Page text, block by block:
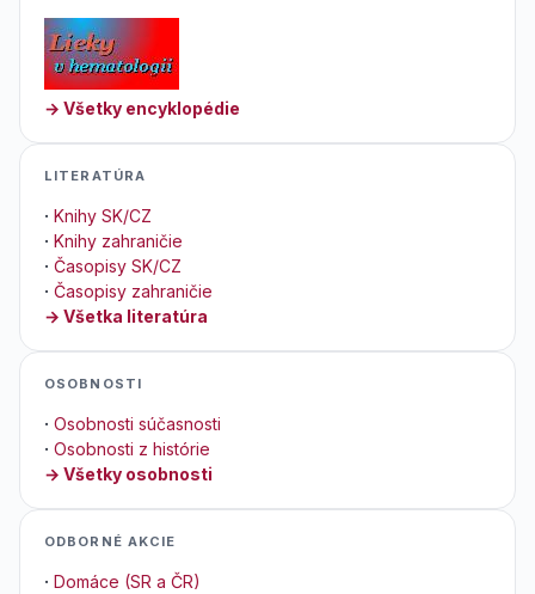
→ Všetky encyklopédie
LITERATÚRA
· Knihy SK/CZ
· Knihy zahraničie
· Časopisy SK/CZ
· Časopisy zahraničie
→ Všetka literatúra
OSOBNOSTI
· Osobnosti súčasnosti
· Osobnosti z histórie
→ Všetky osobnosti
ODBORNÉ AKCIE
· Domáce (SR a ČR)